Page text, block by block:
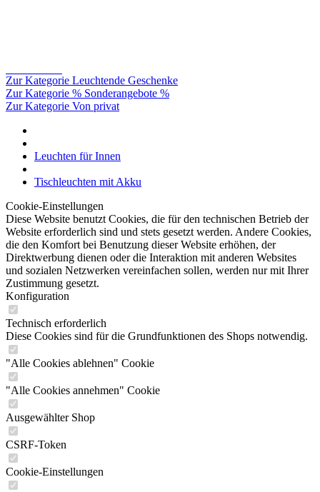
Zur Kategorie Leuchtende Geschenke
Zur Kategorie % Sonderangebote %
Zur Kategorie Von privat
Leuchten für Innen
Tischleuchten mit Akku
Cookie-Einstellungen
Diese Website benutzt Cookies, die für den technischen Betrieb der
Website erforderlich sind und stets gesetzt werden. Andere Cookies,
die den Komfort bei Benutzung dieser Website erhöhen, der
Direktwerbung dienen oder die Interaktion mit anderen Websites
und sozialen Netzwerken vereinfachen sollen, werden nur mit Ihrer
Zustimmung gesetzt.
Konfiguration
Technisch erforderlich
Diese Cookies sind für die Grundfunktionen des Shops notwendig.
"Alle Cookies ablehnen" Cookie
"Alle Cookies annehmen" Cookie
Ausgewählter Shop
CSRF-Token
Cookie-Einstellungen